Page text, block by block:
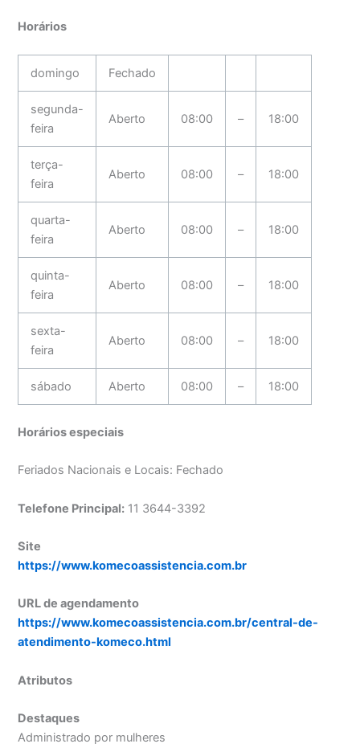
Horários
domingo Fechado
segunda-
feira
Aberto 08:00 – 18:00
terça-
feira
Aberto 08:00 – 18:00
quarta-
feira
Aberto 08:00 – 18:00
quinta-
feira
Aberto 08:00 – 18:00
sexta-
feira
Aberto 08:00 – 18:00
sábado Aberto 08:00 – 18:00
Horários especiais
Feriados Nacionais e Locais: Fechado
Telefone Principal: 11 3644-3392
Site
https://www.komecoassistencia.com.br
URL de agendamento
https://www.komecoassistencia.com.br/central-de-
atendimento-komeco.html
Atributos
Destaques
Administrado por mulheres